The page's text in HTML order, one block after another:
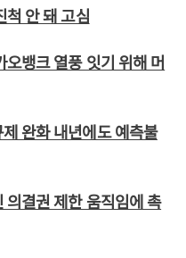
안 돼 고심
뱅크 열풍 잇기 위해 머
완화 내년에도 예측불
결권 제한 움직임에 촉